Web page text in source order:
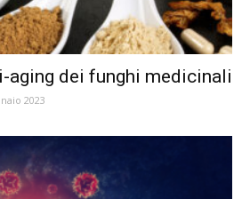
aging dei funghi medicinali
2023